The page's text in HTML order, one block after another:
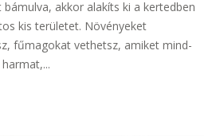
akkor alakíts ki a kertedben
kis területet. Növényeket
fűmagokat vethetsz, amiket mind-